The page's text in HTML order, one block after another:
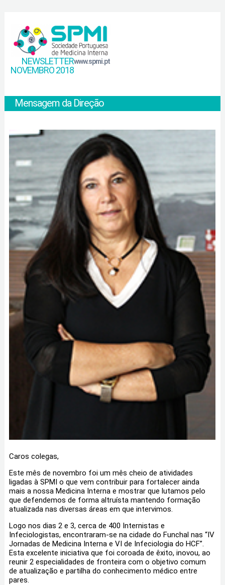
NEWSLETTER
NOVEMBRO 2018
www.spmi.pt
Mensagem da Direção
Caros colegas,
Este mês de novembro foi um mês cheio de atividades
ligadas à SPMI o que vem contribuir para fortalecer ainda
mais a nossa Medicina Interna e mostrar que lutamos pelo
que defendemos de forma altruísta mantendo formação
atualizada nas diversas áreas em que intervimos.
Logo nos dias 2 e 3, cerca de 400 Internistas e
Infeciologistas, encontraram-se na cidade do Funchal nas “IV
Jornadas de Medicina Interna e VI de Infeciologia do HCF”.
Esta excelente iniciativa que foi coroada de êxito, inovou, ao
reunir 2 especialidades de fronteira com o objetivo comum
de atualização e partilha do conhecimento médico entre
pares.